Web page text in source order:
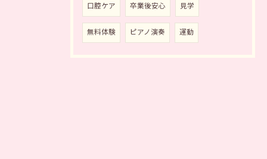
口腔ケア 卒業後安心 見学
無料体験 ピアノ演奏 運動